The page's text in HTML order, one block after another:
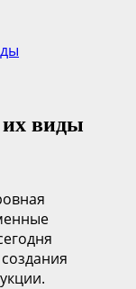
их виды